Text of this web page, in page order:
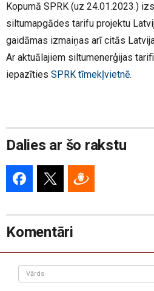
Kopumā SPRK (uz 24.01.2023.)
siltumapgādes tarifu projektu
gaidāmas izmaiņas arī citās
Ar aktuālajiem siltumenerģijas
iepazīties SPRK tīmekļvietnē.
Dalies ar šo rakstu
Komentāri
Vārds